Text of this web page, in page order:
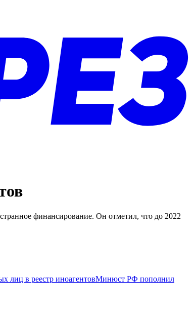
финансирование. Он отметил, что до 2022
лиц в реестр иноагентовМинюст РФ пополнил